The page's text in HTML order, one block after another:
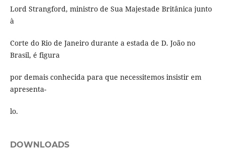
Lord Strangford, ministro de Sua Majestade Britânica junto
à
Corte do Rio de Janeiro durante a estada de D. João no
Brasil, é figura
por demais conhecida para que necessitemos insistir em
apresenta-
lo.
DOWNLOADS